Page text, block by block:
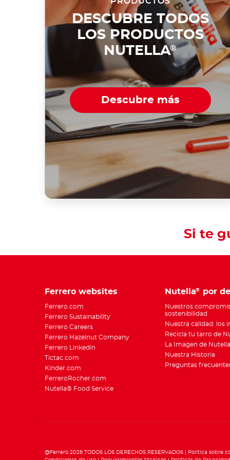
DESCUBRE TODOS
LOS PRODUCTOS
NUTELLA®
Descubre más
Si te
Ferrero websites
Ferrero.com
Ferrero Sustainability
Ferrero Careers
Ferrero Hazelnut Company
Ferrero Linkedin
Tictac.com
Kinder.com
FerreroRocher.com
Nutella® Food Service
Nutella® por
Nuestros
sostenibilidad
Nuestra calidad: los
Recicla tu tarro de
La Imagen de Nutella
Nuestra Historia
Preguntas
@Ferrero 2026 TODOS LOS DERECHOS RESERVADOS
Política sobre